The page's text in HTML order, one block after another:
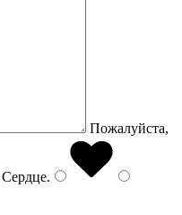
Пожалуйста,
Сердце.